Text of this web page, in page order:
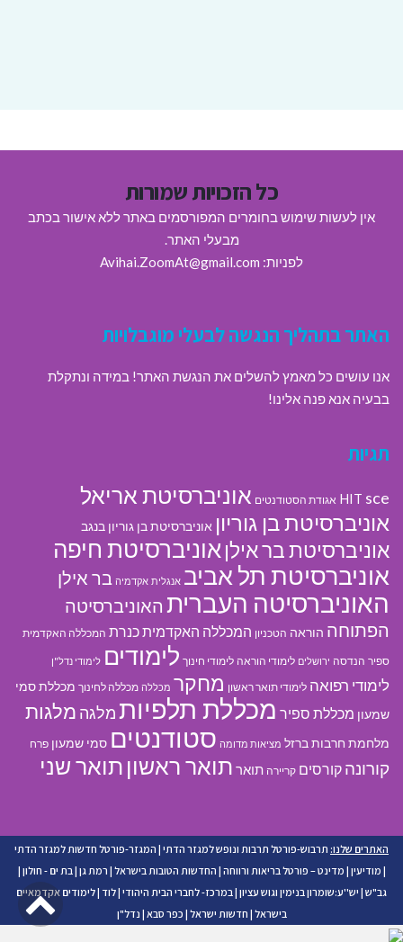
כל הזכויות שמורות
אין לעשות שימוש בחומרים המפורסמים באתר ללא אישור בכתב
מבעלי האתר.
לפניות: Avihai.ZoomAt@gmail.com
האתר בתהליך הנגשה לבעלי מוגבלויות
אנו עושים כל מאמץ להשלים את הנגשת האתר! במידה ונתקלת
בבעיה אנא פנה אלינו!
תגיות
HIT sce אגודת הסטודנטים אוניברסיטת אריאל
אוניברסיטת בן גוריון אוניברסיטת בן גוריון בנגב
אוניברסיטת בר אילן אוניברסיטת חיפה
אוניברסיטת תל אביב אנגלית אקדמיה בר אילן
האוניברסיטה העברית האוניברסיטה
הפתוחה הוראה הטכניון המכללה האקדמית כנרת המכללה האקדמית
ספיר הנדסה ירושלים לימודי הוראה לימודי חינוך לימודים לימודי נדל"ן
לימודי רפואה לימודי תואר ראשון מחקר מכללה מכללה לחינוך מכללת סמי
שמעון מכללת ספיר מכללת תלפיותמלגה מלגות
מלחמת חרבות ברזל מציאות מדומה סטודנטים סמי שמעון פרח
קורונה קורסים קריירה תואר תואר ראשון תואר שני
האתרים שלנו: תרבוש-פורטל תרבות ונופש למגזר הדתי | המגזר-פורטל חדשות למגזר הדתי
| מודיעין | מדינט – פורטל בריאות ורווחה | החדשות הטובות בישראל | רמת גן |בת ים - חולון |
גב"ש | יש''ע:שומרון בנימין וגוש עציון |במרכז- לחברי הבית היהודי |לוד |לימודים אקדמאיים
בישראל | חדשות ישראל | כפר סבא | נדל"ן